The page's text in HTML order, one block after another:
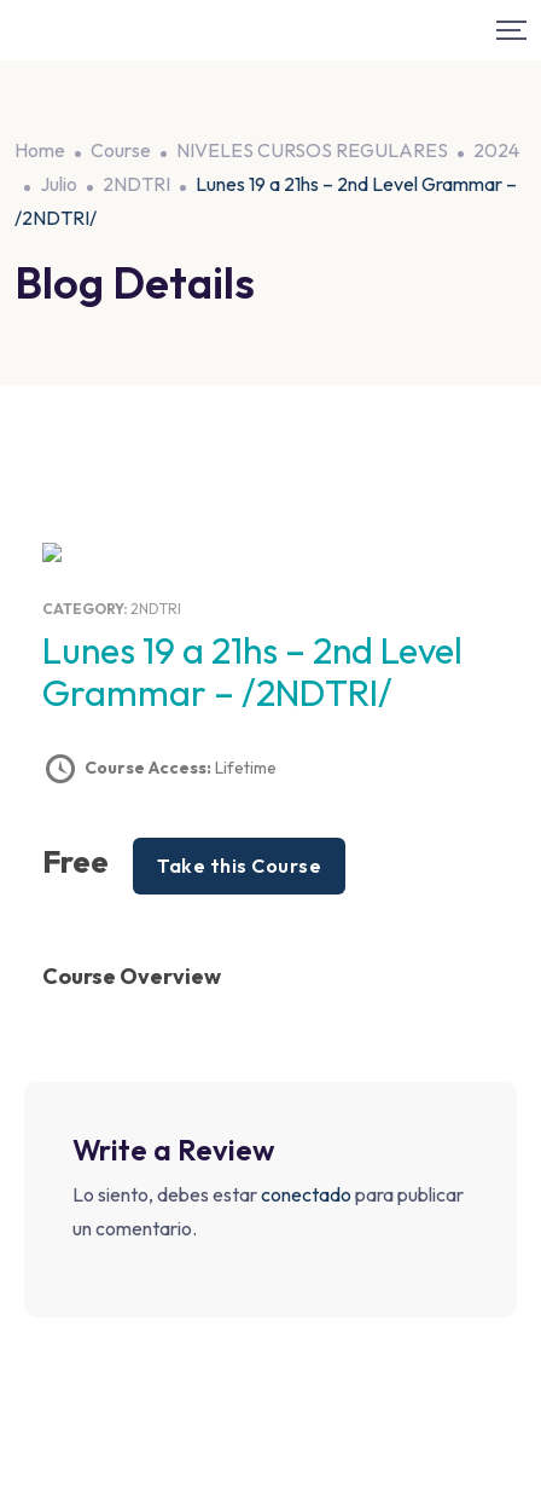
Home Course NIVELES CURSOS REGULARES
2024
Julio
2NDTRI
Lunes 19 a 21hs – 2nd Level Grammar –
/2NDTRI/
Blog Details
CATEGORY: 2NDTRI
Lunes 19 a 21hs – 2nd Level
Grammar – /2NDTRI/
Course Access: Lifetime
Free Take this Course
Course Overview
Write a Review
Lo siento, debes estarconectado para publicar
un comentario.